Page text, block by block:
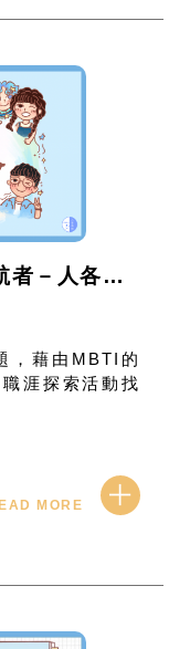
2024｜WHO AM I ：迷航者－人各有痣計畫成果
，藉由MBTI的
涯探索活動找
MORE